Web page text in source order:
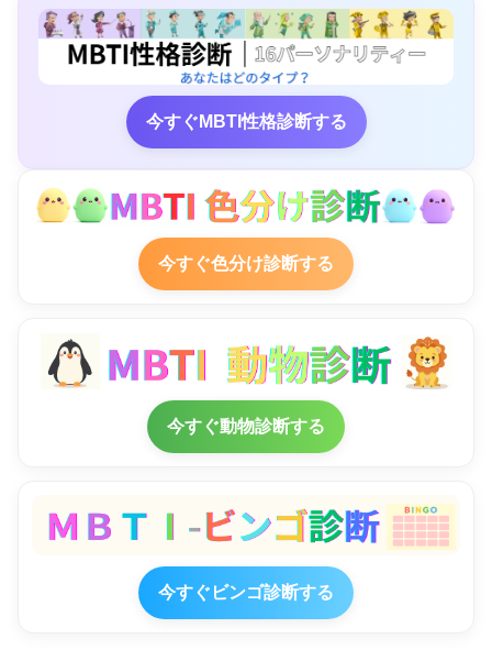
今すぐMBTI性格診断する
今すぐ色分け診断する
今すぐ動物診断する
今すぐビンゴ診断する